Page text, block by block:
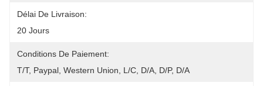
Délai De Livraison:
20 Jours
Conditions De Paiement:
T/T, Paypal, Western Union, L/C, D/A, D/P, D/A